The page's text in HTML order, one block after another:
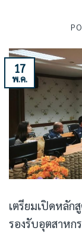
17
พ.ค.
เตรียมเปิดหลัก
รองรับอุตสาหก